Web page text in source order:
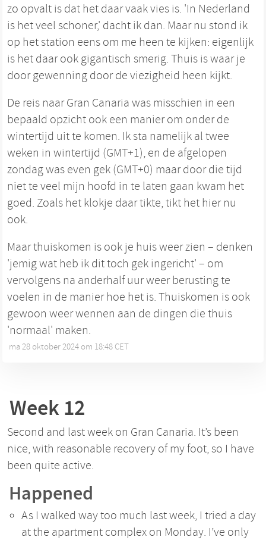
zo opvalt is dat het daar vaak vies is. 'In Nederland
is het veel schoner,' dacht ik dan. Maar nu stond ik
op het station eens om me heen te kijken: eigenlijk
is het daar ook gigantisch smerig. Thuis is waar je
door gewenning door de viezigheid heen kijkt.
De reis naar Gran Canaria was misschien in een
bepaald opzicht ook een manier om onder de
wintertijd uit te komen. Ik sta namelijk al twee
weken in wintertijd (GMT+1), en de afgelopen
zondag was even gek (GMT+0) maar door die tijd
niet te veel mijn hoofd in te laten gaan kwam het
goed. Zoals het klokje daar tikte, tikt het hier nu
ook.
Maar thuiskomen is ook je huis weer zien – denken
'jemig wat heb ik dit toch gek ingericht' – om
vervolgens na anderhalf uur weer berusting te
voelen in de manier hoe het is. Thuiskomen is ook
gewoon weer wennen aan de dingen die thuis
'normaal' maken.
ma 28 oktober 2024 om 18:48 CET
Week 12
Second and last week on Gran Canaria. It’s been
nice, with reasonable recovery of my foot, so I have
been quite active.
Happened
As I walked way too much last week, I tried a day
at the apartment complex on Monday. I’ve only